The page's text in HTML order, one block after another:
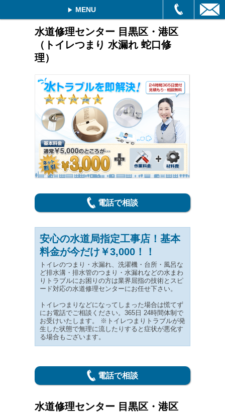
MENU
水道修理センター 目黒区・港区
（トイレつまり 水漏れ 蛇口修
理）
電話で相談
安心の水道局指定工事店！基本
料金が今だけ￥3,000！！
トイレのつまり・水漏れ、洗濯機・台所・風呂な
ど排水溝・排水管のつまり・水漏れなどの水まわ
りトラブルにお困りの方は業界屈指の技術とスピ
ード対応の水道修理センターにお任せ下さい。
トイレつまりなどになってしまった場合は慌てず
にお電話でご相談ください。365日 24時間体制で
お受けいたします。 ※トイレつまりトラブルが発
生した状態で無理に流したりすると症状が悪化す
る場合もございます。
電話で相談
水道修理センター 目黒区・港区